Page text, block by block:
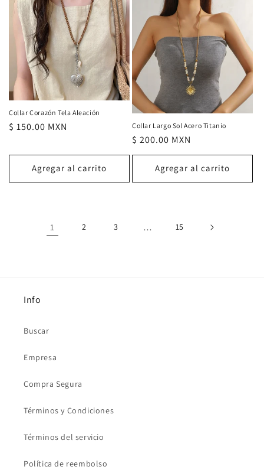
Collar Corazón Tela Aleación
Precio
$ 150.00 MXN
Agregar al carrito
Collar Largo Sol Acero Titanio
Precio
habitual
$ 200.00 MXN
Agregar al carrito
1 2 3 … 15
Info
Buscar
Empresa
Compra Segura
Términos y Condiciones
Términos del servicio
Política de reembolso